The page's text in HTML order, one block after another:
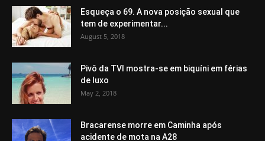
Esqueça o 69. A nova posição sexual que
tem de experimentar...
August 5, 2018
Pivô da TVI mostra-se em biquíni em férias
de luxo
May 2, 2018
Bracarense morre em Caminha após
acidente de mota na A28